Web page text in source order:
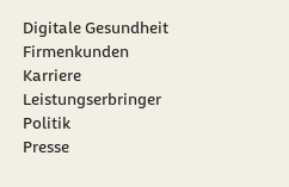
Digitale Gesundheit
Firmenkunden
Karriere
Leistungserbringer
Politik
Presse